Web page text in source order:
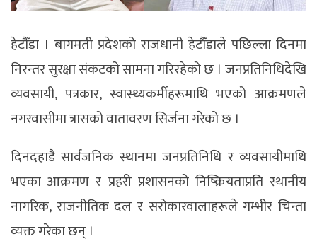
हेटाैँडा । बागमती प्रदेशको राजधानी हेटौँडाले पछिल्ला दिनमा
निरन्तर सुरक्षा संकटको सामना गरिरहेको छ । जनप्रतिनिधिदेखि
व्यवसायी, पत्रकार, स्वास्थ्यकर्मीहरूमाथि भएको आक्रमणले
नगरवासीमा त्रासको वातावरण सिर्जना गरेको छ ।
दिनदहाडै सार्वजनिक स्थानमा जनप्रतिनिधि र व्यवसायीमाथि
भएका आक्रमण र प्रहरी प्रशासनको निष्क्रियताप्रति स्थानीय
नागरिक, राजनीतिक दल र सरोकारवालाहरूले गम्भीर चिन्ता
व्यक्त गरेका छन् ।